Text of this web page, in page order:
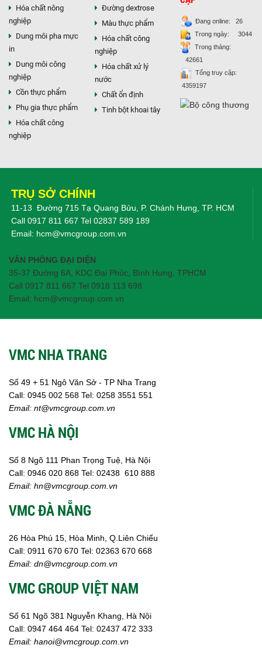
Chất phụ gia tạo cấu trúc
Chất phụ gia bảo quản
Chất phụ gia nem giò chả
Chất phụ gia bún mì phở
Chất phụ gia bánh kẹo kem
Chất phụ gia nước giải khát
Chất phụ gia xúc xích
Chất phụ gia nước mắm
Chất phụ gia rau củ quả
Chất phụ gia thạch rau câu
Chất phụ gia đậu hũ
Tẩy rửa ô tô xe máy
Tẩy cáu cặn đường ống
Tẩy rửa khác
HÓA CHẤT THỦY SẢN
Men đường ruột
Men vi sinh EM gốc
Bổ sung khoáng chất
Bổ gan và giải độc gan
Phòng và trị bệnh
Bổ sung dinh dưỡng tăng trọng
Xử lý nước hồ bơi
Xử lý nước thải
Xử lý nước giếng khoan
Xử lý nước khác
DUNG MÔI CÔNG NGHIỆP
Pha sơn nước
Pha sơn dầu
Pha sơn tĩnh điện
Dung môi khác
HƯƠNG LIỆU TINH DẦU
HÓA CHẤT CÔNG NGHIỆP
Hóa chất khác
Kiềm
Muối
Oxit kim loại
Hóa chất thí nghiệm
Thiết bị phòng thí nghiệm
HÓA CHẤT NÔNG NGHIỆP
Hóa chất nông
nghiệp
Dung môi pha mực
in
Dung môi công
nghiệp
Cồn thực phẩm
Phụ gia thực phẩm
Hóa chất công
nghiệp
Đường dextrose
Màu thực phẩm
Hóa chất công
nghiệp
Hóa chất xử lý
nước
Chất ổn định
Tinh bột khoai tây
Đang online: 26
Trong ngày: 3044
Trong tháng:
42661
Tổng truy cập:
4359197
TRỤ SỞ CHÍNH
11-13 Đường 715 Tạ Quang Bửu, P. Chánh Hưng, TP. HCM
Call 0917 811 667 Tel 02837 589 189
Email: hcm@vmcgroup.com.vn
VĂN PHÒNG ĐẠI DIỆN
35-37 Đường 6A, KDC Đại Phúc, Bình Hưng, TPHCM
Call 0917 811 667 Tel 0918 113 698
Email: hcm@vmcgroup.com.vn
VMC NHA TRANG
Số 49 + 51 Ngô Văn Sở - TP Nha Trang
Call: 0945 002 568 Tel: 0258 3551 551
Email: nt@vmcgroup.com.vn
VMC HÀ NỘI
Số 8 Ngõ 111 Phan Trọng Tuệ, Hà Nội
Call: 0946 020 868 Tel: 02438 610 888
Email: hn@vmcgroup.com.vn
VMC ĐÀ NẴNG
26 Hòa Phú 15, Hòa Minh, Q.Liên Chiểu
Call: 0911 670 670 Tel: 02363 670 668
Email: dn@vmcgroup.com.vn
VMC GROUP VIỆT NAM
Số 61 Ngõ 381 Nguyễn Khang, Hà Nội
Call: 0947 464 464 Tel: 02437 472 333
Email: hanoi@vmcgroup.com.vn